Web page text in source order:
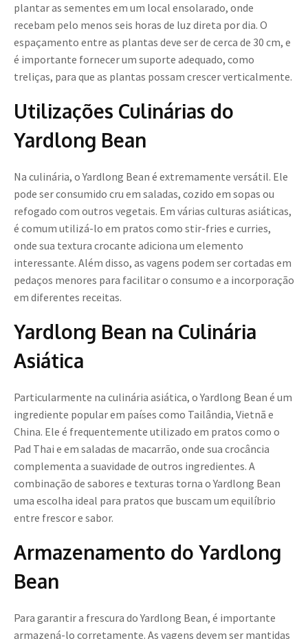
plantar as sementes em um local ensolarado, onde
recebam pelo menos seis horas de luz direta por dia. O
espaçamento entre as plantas deve ser de cerca de 30 cm, e
é importante fornecer um suporte adequado, como
treliças, para que as plantas possam crescer verticalmente.
Utilizações Culinárias do
Yardlong Bean
Na culinária, o Yardlong Bean é extremamente versátil. Ele
pode ser consumido cru em saladas, cozido em sopas ou
refogado com outros vegetais. Em várias culturas asiáticas,
é comum utilizá-lo em pratos como stir-fries e curries,
onde sua textura crocante adiciona um elemento
interessante. Além disso, as vagens podem ser cortadas em
pedaços menores para facilitar o consumo e a incorporação
em diferentes receitas.
Yardlong Bean na Culinária
Asiática
Particularmente na culinária asiática, o Yardlong Bean é um
ingrediente popular em países como Tailândia, Vietnã e
China. Ele é frequentemente utilizado em pratos como o
Pad Thai e em saladas de macarrão, onde sua crocância
complementa a suavidade de outros ingredientes. A
combinação de sabores e texturas torna o Yardlong Bean
uma escolha ideal para pratos que buscam um equilíbrio
entre frescor e sabor.
Armazenamento do Yardlong
Bean
Para garantir a frescura do Yardlong Bean, é importante
armazená-lo corretamente. As vagens devem ser mantidas